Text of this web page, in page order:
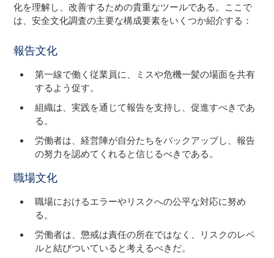
化を理解し、改善するための貴重なツールである。ここで
は、安全文化調査の主要な構成要素をいくつか紹介する：
報告文化
第一線で働く従業員に、ミスや危機一髪の場面を共有
するよう促す。
組織は、実践を通じて報告を支持し、促進すべきであ
る。
労働者は、経営陣が自分たちをバックアップし、報告
の努力を認めてくれると信じるべきである。
職場文化
職場におけるエラーやリスクへの公平な対応に努め
る。
労働者は、懲戒は責任の所在ではなく、リスクのレベ
ルと結びついていると考えるべきだ。